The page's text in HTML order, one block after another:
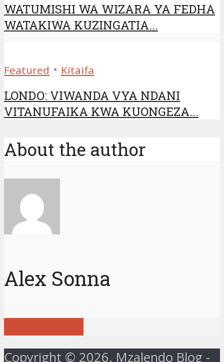
WATUMISHI WA WIZARA YA FEDHA
WATAKIWA KUZINGATIA...
Featured • Kitaifa
LONDO: VIWANDA VYA NDANI
VITANUFAIKA KWA KUONGEZA...
About the author
Alex Sonna
Copyright © 2026. Mzalendo Blog -